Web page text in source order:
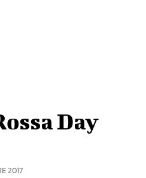
Day
2017